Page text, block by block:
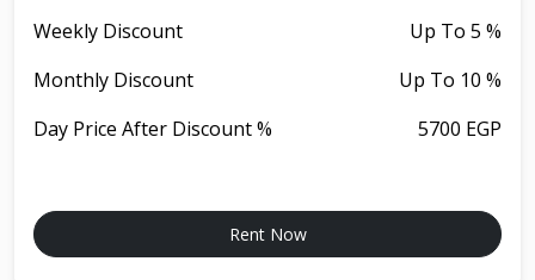
Weekly Discount
Up To 5 %
Monthly Discount
Up To 10 %
Day Price After Discount %
5700 EGP
Rent Now